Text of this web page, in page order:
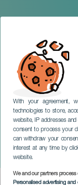
With your agreement,
technologies to store,
website, IP addresses
consent to process your
can withdraw your
interest at any time by
website.
We and our partners
Personalised advertising
12
GRAN CANARIA
Imagen